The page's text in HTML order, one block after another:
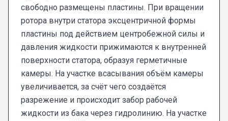
свободно размещены пластины. При вращении
ротора внутри статора эксцентричной формы
пластины под действием центробежной силы и
давления жидкости прижимаются к внутренней
поверхности статора, образуя герметичные
камеры. На участке всасывания объём камеры
увеличивается, за счёт чего создаётся
разрежение и происходит забор рабочей
жидкости из бака через гидролинию. На участке